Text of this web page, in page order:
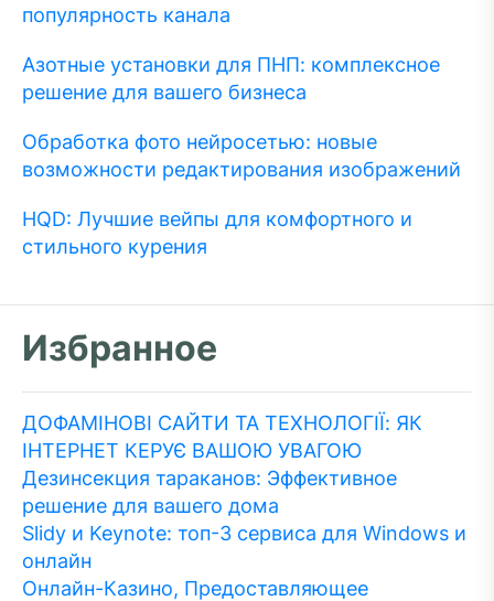
популярность канала
Азотные установки для ПНП: комплексное
решение для вашего бизнеса
Обработка фото нейросетью: новые
возможности редактирования изображений
HQD: Лучшие вейпы для комфортного и
стильного курения
Избранное
ДОФАМІНОВІ САЙТИ ТА ТЕХНОЛОГІЇ: ЯК
ІНТЕРНЕТ КЕРУЄ ВАШОЮ УВАГОЮ
Дезинсекция тараканов: Эффективное
решение для вашего дома
Slidy и Keynote: топ-3 сервиса для Windows и
онлайн
Онлайн-Казино, Предоставляющее